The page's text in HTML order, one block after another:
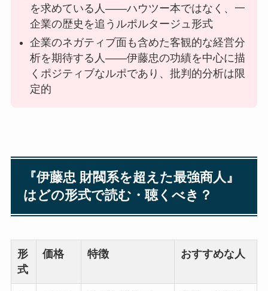
を求めている人——ハウツー本ではなく、一
企業の歴史を追うルポルタージュ形式
企業のネガティブ面も含めた客観的な経営分
析を期待する人——伊藤忠の功績を中心に描
くポジティブなルポであり、批判的分析は限
定的
『伊藤忠 財閥系を超えた最強商人』
はどの形式で読む・聴くべき？
形
式
価格 特徴 おすすめな人